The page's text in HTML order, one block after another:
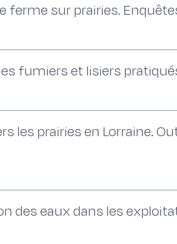
ferme sur prairies.
fumiers et lisiers
les prairies en Lorraine.
des eaux dans les